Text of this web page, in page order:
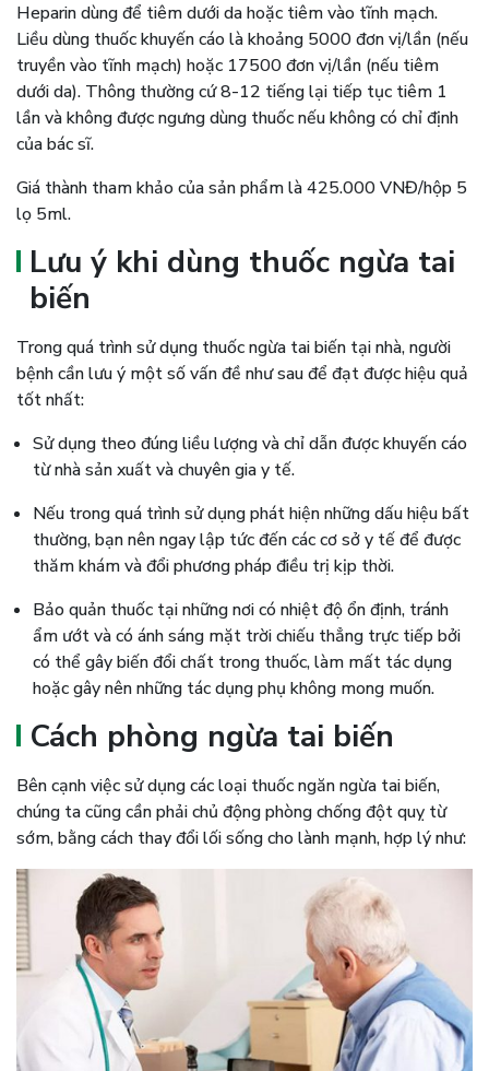
Heparin dùng để tiêm dưới da hoặc tiêm vào tĩnh mạch.
Liều dùng thuốc khuyến cáo là khoảng 5000 đơn vị/lần (nếu
truyền vào tĩnh mạch) hoặc 17500 đơn vị/lần (nếu tiêm
dưới da). Thông thường cứ 8-12 tiếng lại tiếp tục tiêm 1
lần và không được ngưng dùng thuốc nếu không có chỉ định
của bác sĩ.
Giá thành tham khảo của sản phẩm là 425.000 VNĐ/hộp 5
lọ 5ml.
Lưu ý khi dùng thuốc ngừa tai
biến
Trong quá trình sử dụng thuốc ngừa tai biến tại nhà, người
bệnh cần lưu ý một số vấn đề như sau để đạt được hiệu quả
tốt nhất:
Sử dụng theo đúng liều lượng và chỉ dẫn được khuyến cáo
từ nhà sản xuất và chuyên gia y tế.
Nếu trong quá trình sử dụng phát hiện những dấu hiệu bất
thường, bạn nên ngay lập tức đến các cơ sở y tế để được
thăm khám và đổi phương pháp điều trị kịp thời.
Bảo quản thuốc tại những nơi có nhiệt độ ổn định, tránh
ẩm ướt và có ánh sáng mặt trời chiếu thẳng trực tiếp bởi
có thể gây biến đổi chất trong thuốc, làm mất tác dụng
hoặc gây nên những tác dụng phụ không mong muốn.
Cách phòng ngừa tai biến
Bên cạnh việc sử dụng các loại thuốc ngăn ngừa tai biến,
chúng ta cũng cần phải chủ động phòng chống đột quỵ từ
sớm, bằng cách thay đổi lối sống cho lành mạnh, hợp lý như: